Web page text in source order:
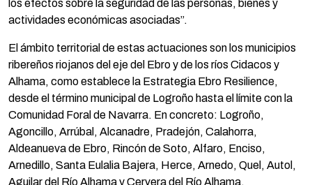
los efectos sobre la seguridad de las personas, bienes y
actividades económicas asociadas”.
El ámbito territorial de estas actuaciones son los municipios
ribereños riojanos del eje del Ebro y de los ríos Cidacos y
Alhama, como establece la Estrategia Ebro Resilience,
desde el término municipal de Logroño hasta el límite con la
Comunidad Foral de Navarra. En concreto: Logroño,
Agoncillo, Arrúbal, Alcanadre, Pradejón, Calahorra,
Aldeanueva de Ebro, Rincón de Soto, Alfaro, Enciso,
Arnedillo, Santa Eulalia Bajera, Herce, Arnedo, Quel, Autol,
Aguilar del Río Alhama y Cervera del Río Alhama.